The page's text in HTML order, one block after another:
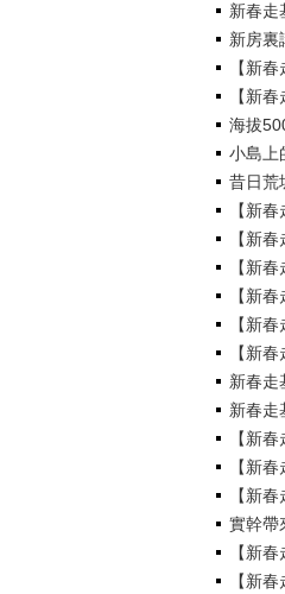
新春走
新房裏
【新
【新
海拔
小島上
昔日荒
【新
【新
【新
【新
【新
【新
新春走
新春走
【新
【新
【新
實幹帶
【新
【新